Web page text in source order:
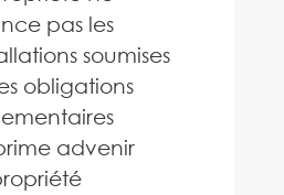
pas les
soumises
obligations
advenir